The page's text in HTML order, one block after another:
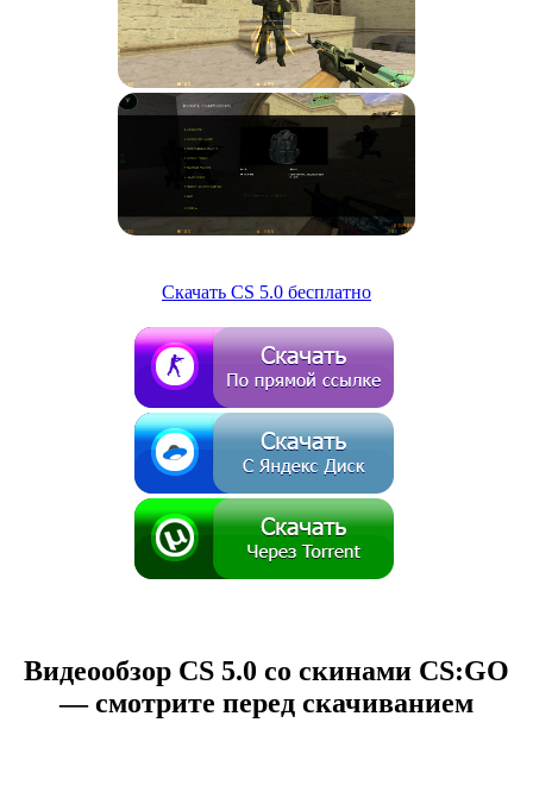
Скачать CS 5.0 бесплатно
Видеообзор CS 5.0 со скинами CS:GO
— смотрите перед скачиванием